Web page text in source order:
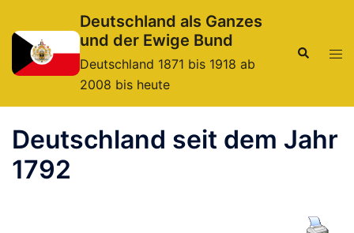
Inhalt
springen
Deutschland als Ganzes
und der Ewige Bund
Deutschland 1871 bis 1918 ab
2008 bis heute
Suche
Deutschland seit dem Jahr
1792